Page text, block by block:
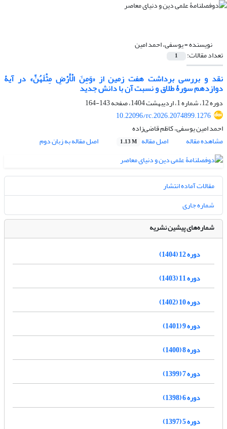
نویسنده =یوسفی، احمد امین
تعداد مقالات: 1
نقد و بررسی برداشت هفت زمین از «وَمِنَ الْأَرْضِ مِثْلَهُنَّ» در آیۀ
دوازدهم سورۀ طلاق و نسبت آن با دانش جدید
دوره 12، شماره 1، اردیبهشت 1404، صفحه
143-164
10.22096/rc.2026.2074899.1276
احمد امین یوسفی، کاظم قاضی‌زاده
مشاهده مقاله
اصل مقاله 1.13 M اصل مقاله به زبان دوم
مقالات آماده انتشار
شماره جاری
شماره‌های پیشین نشریه
دوره 12 (1404)
دوره 11 (1403)
دوره 10 (1402)
دوره 9 (1401)
دوره 8 (1400)
دوره 7 (1399)
دوره 6 (1398)
دوره 5 (1397)